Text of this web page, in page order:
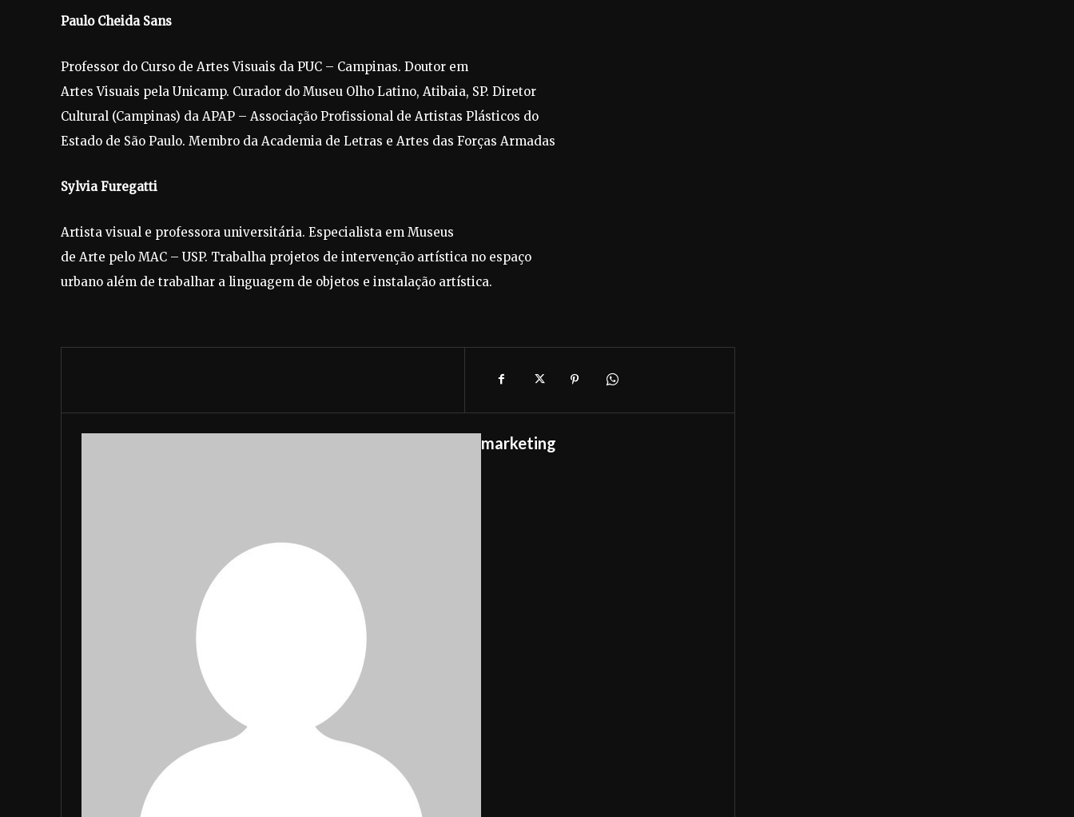
Paulo Cheida Sans
Professor do Curso de Artes Visuais da PUC – Campinas. Doutor em
Artes Visuais pela Unicamp. Curador do Museu Olho Latino, Atibaia, SP. Diretor
Cultural (Campinas) da APAP – Associação Profissional de Artistas Plásticos do
Estado de São Paulo. Membro da Academia de Letras e Artes das Forças Armadas
Sylvia Furegatti
Artista visual e professora universitária. Especialista em Museus
de Arte pelo MAC – USP. Trabalha projetos de intervenção artística no espaço
urbano além de trabalhar a linguagem de objetos e instalação artística.
marketing